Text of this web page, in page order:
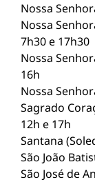
Nossa
Nossa
7h30 e 17h30
Nossa
16h
Nossa
Sagrado
12h e 17h
Santana
São João
São José de